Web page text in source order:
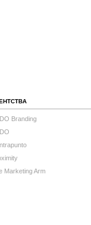
Branding
Marketing Arm